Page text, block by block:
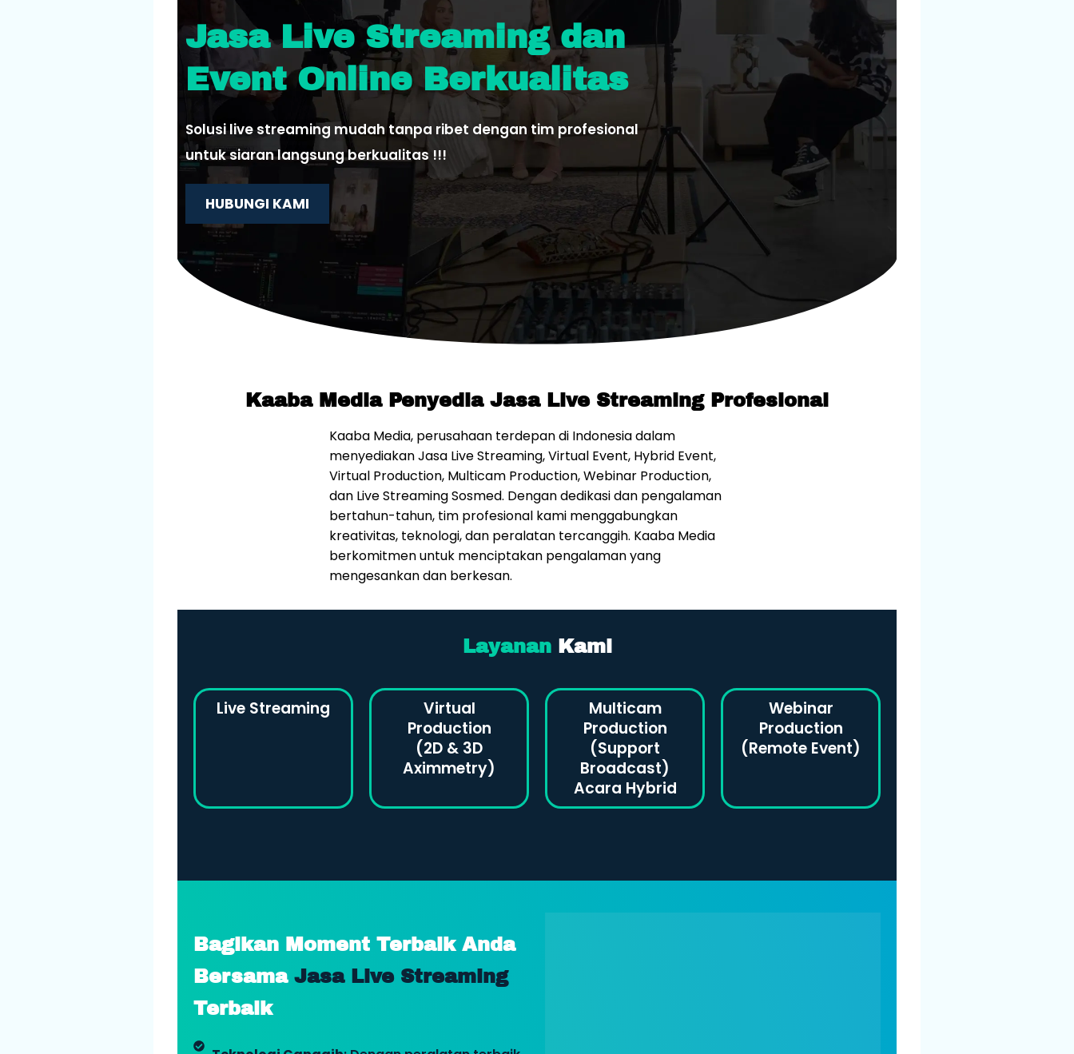
Jasa Live Streaming dan
Event Online Berkualitas
Solusi live streaming mudah tanpa ribet dengan tim profesional
untuk siaran langsung berkualitas !!!
HUBUNGI KAMI
Kaaba Media Penyedia Jasa Live Streaming Profesional
Kaaba Media, perusahaan terdepan di Indonesia dalam
menyediakan Jasa Live Streaming, Virtual Event, Hybrid Event,
Virtual Production, Multicam Production, Webinar Production,
dan Live Streaming Sosmed. Dengan dedikasi dan pengalaman
bertahun-tahun, tim profesional kami menggabungkan
kreativitas, teknologi, dan peralatan tercanggih. Kaaba Media
berkomitmen untuk menciptakan pengalaman yang
mengesankan dan berkesan.
Layanan Kami
Live Streaming
Virtual
Production
(2D & 3D
Aximmetry)
Multicam
Production
(Support
Broadcast)
Acara Hybrid
Webinar
Production
(Remote Event)
Bagikan Moment Terbaik Anda
Bersama Jasa Live Streaming
Terbaik